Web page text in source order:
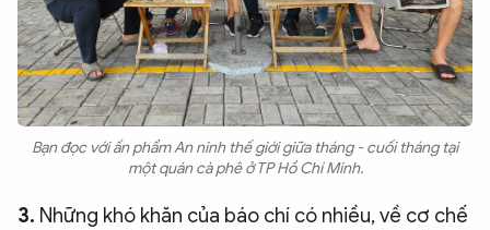
Bạn đọc với ấn phẩm An ninh thế giới giữa tháng - cuối tháng tại
một quán cà phê ở TP Hồ Chí Minh.
3. Những khó khăn của báo chí có nhiều, về cơ chế